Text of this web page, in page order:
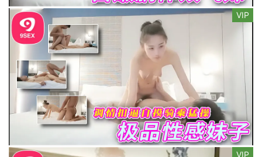
VIP
VIP